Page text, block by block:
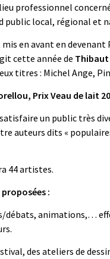
professionnel
public local, régional et
mis en avant en
cette année de Thibaut
titres : Michel Ange,
Prix Veau de lait
un public très
auteurs dits «
44 artistes.
:
débats, animations,…
des ateliers de